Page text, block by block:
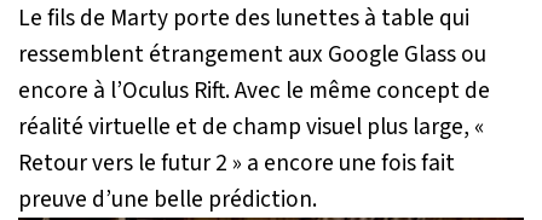
Le fils de Marty porte des lunettes à table qui
ressemblent étrangement aux Google Glass ou
encore à l’Oculus Rift. Avec le même concept de
réalité virtuelle et de champ visuel plus large, «
Retour vers le futur 2 » a encore une fois fait
preuve d’une belle prédiction.